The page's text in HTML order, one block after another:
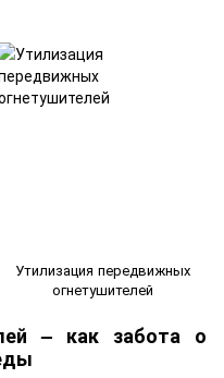
– как забота о
Утилизация передвижных
огнетушителей